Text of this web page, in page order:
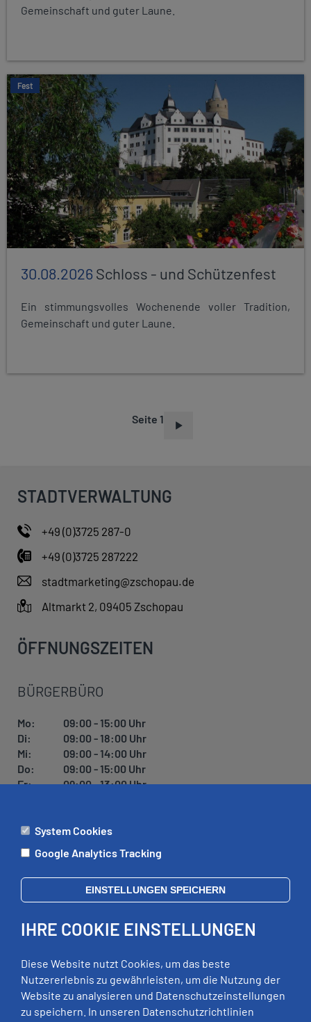
Gemeinschaft und guter Laune.
Fest
30.08.2026Schloss - und Schützenfest
Ein stimmungsvolles Wochenende voller Tradition,
Gemeinschaft und guter Laune.
Seite 1
STADTVERWALTUNG
+49 (0)3725 287-0
+49 (0)3725 287222
stadtmarketing@zschopau.de
Altmarkt 2, 09405 Zschopau
ÖFFNUNGSZEITEN
BÜRGERBÜRO
Mo:
09:00 - 15:00 Uhr
Di:
09:00 - 18:00 Uhr
Mi:
09:00 - 14:00 Uhr
Do:
09:00 - 15:00 Uhr
Fr:
09:00 - 13:00 Uhr
ÄMTER
Di:
09:00 - 12:00 Uhr, 13:00 - 18:00 Uhr
Mi:
geschlossen
Fr:
09:00 - 12:00 Uhr
RECHTLICHES
System Cookies
Google Analytics Tracking
EINSTELLUNGEN SPEICHERN
IHRE COOKIE EINSTELLUNGEN
Diese Website nutzt Cookies, um das beste
Nutzererlebnis zu gewährleisten, um die Nutzung der
Website zu analysieren und Datenschutzeinstellungen
zu speichern. In unseren Datenschutzrichtlinien